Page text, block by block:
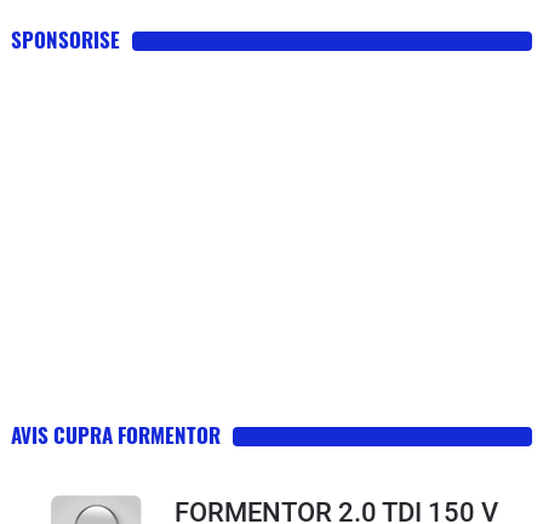
SPONSORISE
AVIS CUPRA FORMENTOR
FORMENTOR 2.0 TDI 150 V